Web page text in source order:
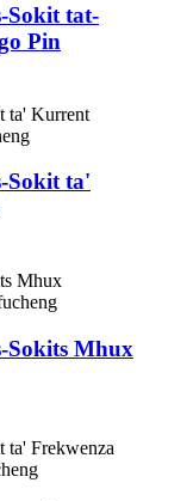
Sokit tat-
Pin
Sokit ta'
Sokits Mhux